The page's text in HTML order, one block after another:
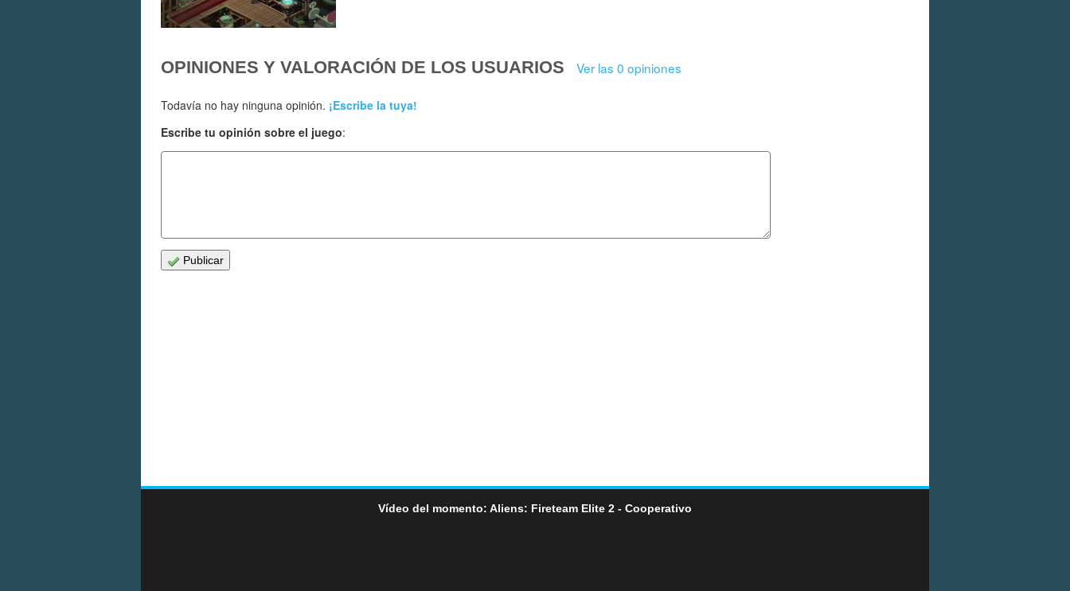
OPINIONES Y VALORACIÓN DE LOS USUARIOS Ver las 0 opiniones
Todavía no hay ninguna opinión. ¡Escribe la tuya!
Escribe tu opinión sobre el juego:
Publicar
Vídeo del momento: Aliens: Fireteam Elite 2 - Cooperativo